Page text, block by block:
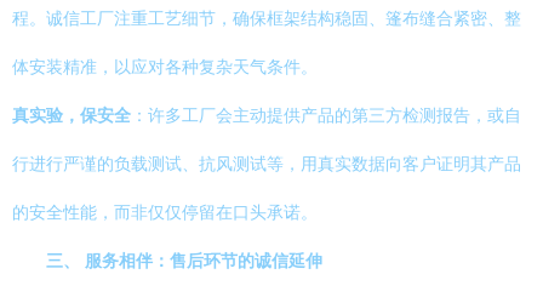
程。诚信工厂注重工艺细节，确保框架结构稳固、篷布缝合紧密、整
体安装精准，以应对各种复杂天气条件。
真实验，保安全 ：许多工厂会主动提供产品的第三方检测报告，或自
行进行严谨的负载测试、抗风测试等，用真实数据向客户证明其产品
的安全性能，而非仅仅停留在口头承诺。
三、 服务相伴：售后环节的诚信延伸